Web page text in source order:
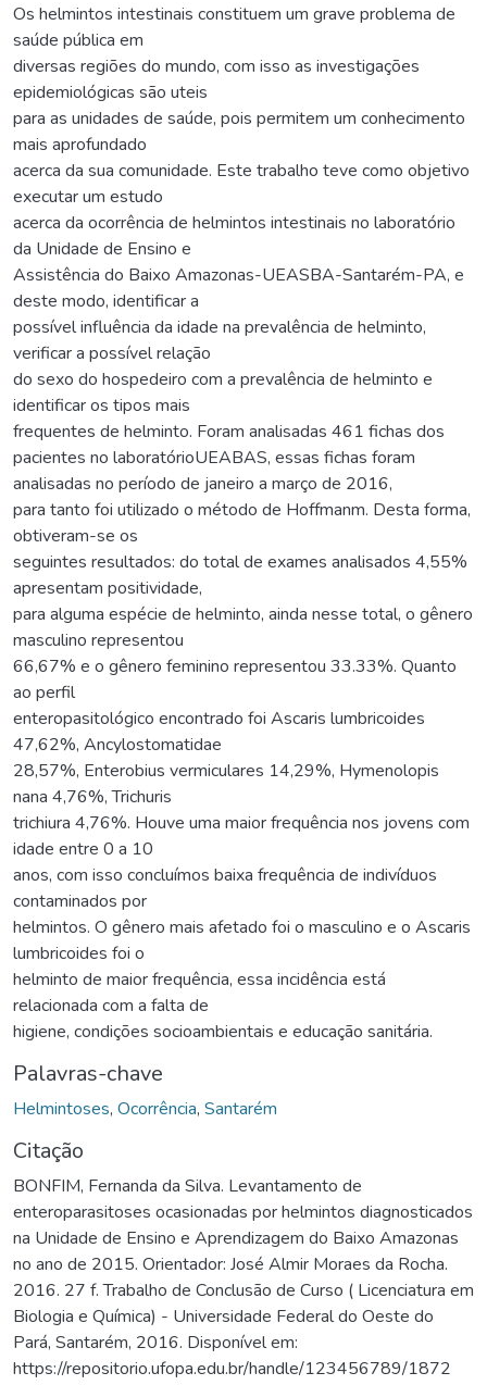
Os helmintos intestinais constituem um grave problema de
saúde pública em
diversas regiões do mundo, com isso as investigações
epidemiológicas são uteis
para as unidades de saúde, pois permitem um conhecimento
mais aprofundado
acerca da sua comunidade. Este trabalho teve como objetivo
executar um estudo
acerca da ocorrência de helmintos intestinais no laboratório
da Unidade de Ensino e
Assistência do Baixo Amazonas-UEASBA-Santarém-PA, e
deste modo, identificar a
possível influência da idade na prevalência de helminto,
verificar a possível relação
do sexo do hospedeiro com a prevalência de helminto e
identificar os tipos mais
frequentes de helminto. Foram analisadas 461 fichas dos
pacientes no laboratórioUEABAS, essas fichas foram
analisadas no período de janeiro a março de 2016,
para tanto foi utilizado o método de Hoffmanm. Desta forma,
obtiveram-se os
seguintes resultados: do total de exames analisados 4,55%
apresentam positividade,
para alguma espécie de helminto, ainda nesse total, o gênero
masculino representou
66,67% e o gênero feminino representou 33.33%. Quanto
ao perfil
enteropasitológico encontrado foi Ascaris lumbricoides
47,62%, Ancylostomatidae
28,57%, Enterobius vermiculares 14,29%, Hymenolopis
nana 4,76%, Trichuris
trichiura 4,76%. Houve uma maior frequência nos jovens com
idade entre 0 a 10
anos, com isso concluímos baixa frequência de indivíduos
contaminados por
helmintos. O gênero mais afetado foi o masculino e o Ascaris
lumbricoides foi o
helminto de maior frequência, essa incidência está
relacionada com a falta de
higiene, condições socioambientais e educação sanitária.
Palavras-chave
Helmintoses, Ocorrência, Santarém
Citação
BONFIM, Fernanda da Silva. Levantamento de
enteroparasitoses ocasionadas por helmintos diagnosticados
na Unidade de Ensino e Aprendizagem do Baixo Amazonas
no ano de 2015. Orientador: José Almir Moraes da Rocha.
2016. 27 f. Trabalho de Conclusão de Curso ( Licenciatura em
Biologia e Química) - Universidade Federal do Oeste do
Pará, Santarém, 2016. Disponível em:
https://repositorio.ufopa.edu.br/handle/123456789/1872